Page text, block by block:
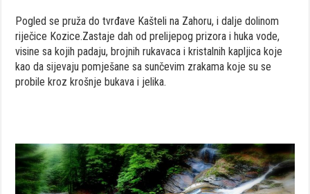
Pogled se pruža do tvrđave Kašteli na Zahoru, i dalje dolinom
riječice Kozice.Zastaje dah od prelijepog prizora i huka vode,
visine sa kojih padaju, brojnih rukavaca i kristalnih kapljica koje
kao da sijevaju pomješane sa sunčevim zrakama koje su se
probile kroz krošnje bukava i jelika.